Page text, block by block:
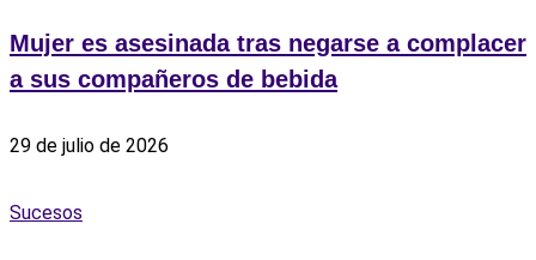
Mujer es asesinada tras negarse a complacer
a sus compañeros de bebida
29 de julio de 2026
Sucesos